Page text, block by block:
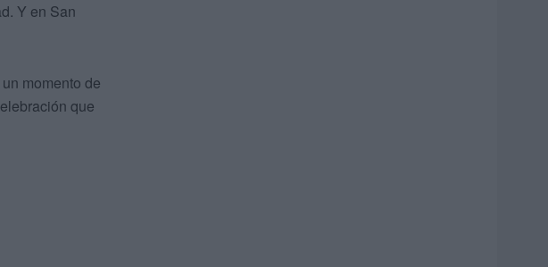
Y en San
momento de
que